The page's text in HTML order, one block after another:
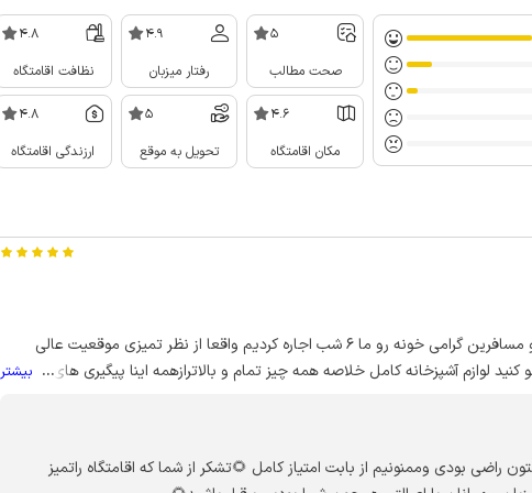
5
صحت مطالب
4.9
رفتار میزبان
4.8
نظافت اقامتگاه
4.6
مکان اقامتگاه
5
تحویل به موقع
4.8
ارزندگی اقامتگاه
سلام و عرض ادب خدمت میزبان و مسافرین گرامی خونه رو ما 6 شب اجاره کردیم واقعا از نظر تمیزی موقعیت عالی
کنید لوازم آشپزخانه کامل خلاصه همه چیز تمام و بالاترازهمه اینا پیگیری های میزبان
میکنم
... بیشتر
راضی بودی وممنونیم از بابت امتیاز کامل 🌻تشکر از شما که اقامتگاه راتمیز